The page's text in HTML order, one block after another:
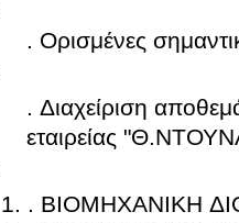
. Ορισμένες
. Διαχείριση
εταιρείας
. ΒΙΟΜΗΧΑΝΙΚΗ